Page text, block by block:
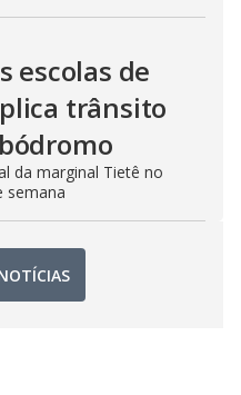
escolas de
trânsito
da marginal Tietê no
semana